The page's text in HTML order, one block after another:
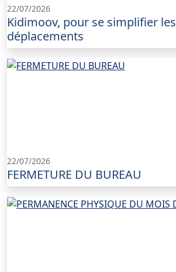
22/07/2026
Kidimoov, pour se simplifier les
déplacements
22/07/2026
FERMETURE DU BUREAU